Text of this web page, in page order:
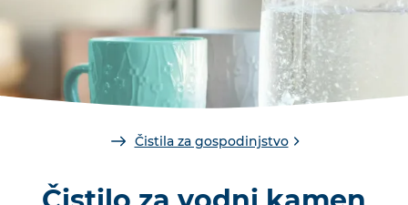
here:
Čistila za gospodinjstvo